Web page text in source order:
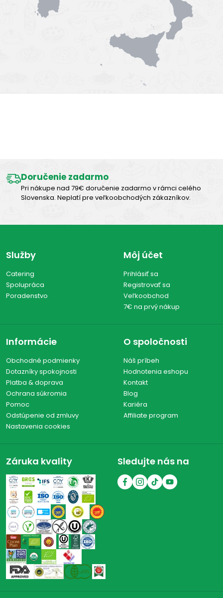
Doručenie zadarmo
Pri nákupe nad 79€ doručenie zadarmo v rámci celého
Slovenska. Neplatí pre veľkoobchodých zákazníkov.
Služby
Catering
Spolupráca
Poradenstvo
Môj účet
Prihlásiť sa
Registrovať sa
Veľkoobchod
7€ na prvý nákup
Informácie
Obchodné podmienky
Dotazníky spokojnosti
Platba & doprava
Ochrana súkromia
Pomoc
Odstúpenie od zmluvy
Nastavenia cookies
O spoločnosti
Náš príbeh
Hodnotenia eshopu
Kontakt
Blog
Kariéra
Affiliate program
Záruka kvality Sledujte nás na